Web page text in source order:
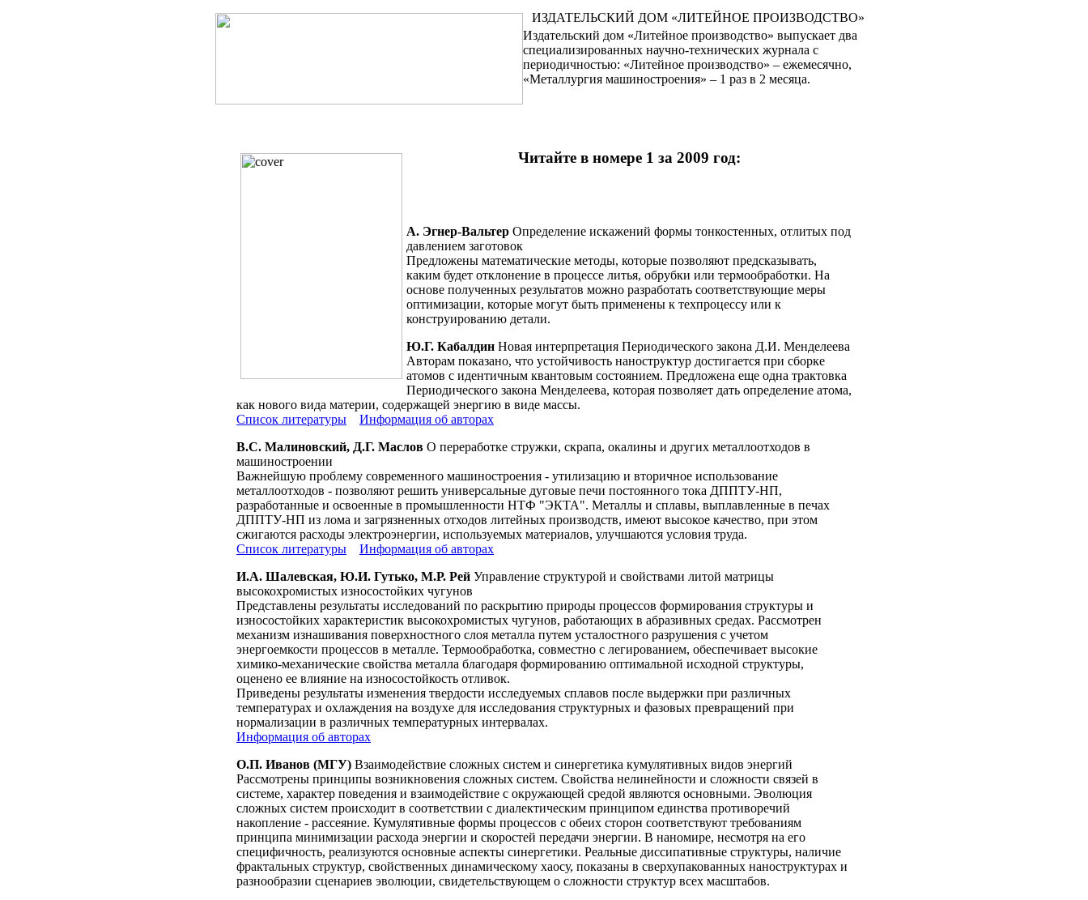
ИЗДАТЕЛЬСКИЙ ДОМ «ЛИТЕЙНОЕ ПРОИЗВОДСТВО»
Издательский дом «Литейное производство» выпускает два
специализированных научно-технических журнала с
периодичностью: «Литейное производство» – ежемесячно,
«Металлургия машиностроения» – 1 раз в 2 месяца.
Читайте в номере 1 за 2009 год:
А. Эгнер-Вальтер Определение искажений формы тонкостенных, отлитых под
давлением заготовок
Предложены математические методы, которые позволяют предсказывать,
каким будет отклонение в процессе литья, обрубки или термообработки. На
основе полученных результатов можно разработать соответствующие меры
оптимизации, которые могут быть применены к техпроцессу или к
конструированию детали.
Ю.Г. Кабалдин Новая интерпретация Периодического закона Д.И. Менделеева
Авторам показано, что устойчивость наноструктур достигается при сборке
атомов с идентичным квантовым состоянием. Предложена еще одна трактовка
Периодического закона Менделеева, которая позволяет дать определение атома,
как нового вида материи, содержащей энергию в виде массы.
Список литературы
Информация об авторах
В.С. Малиновский, Д.Г. Маслов О переработке стружки, скрапа, окалины и других металлоотходов в
машиностроении
Важнейшую проблему современного машиностроения - утилизацию и вторичное использование
металлоотходов - позволяют решить универсальные дуговые печи постоянного тока ДППТУ-НП,
разработанные и освоенные в промышленности НТФ "ЭКТА". Металлы и сплавы, выплавленные в печах
ДППТУ-НП из лома и загрязненных отходов литейных производств, имеют высокое качество, при этом
сжигаются расходы электроэнергии, используемых материалов, улучшаются условия труда.
Список литературы
Информация об авторах
И.А. Шалевская, Ю.И. Гутько, М.Р. Рей Управление структурой и свойствами литой матрицы
высокохромистых износостойких чугунов
Представлены результаты исследований по раскрытию природы процессов формирования структуры и
износостойких характеристик высокохромистых чугунов, работающих в абразивных средах. Рассмотрен
механизм изнашивания поверхностного слоя металла путем усталостного разрушения с учетом
энергоемкости процессов в металле. Термообработка, совместно с легированием, обеспечивает высокие
химико-механические свойства металла благодаря формированию оптимальной исходной структуры,
оценено ее влияние на износостойкость отливок.
Приведены результаты изменения твердости исследуемых сплавов после выдержки при различных
температурах и охлаждения на воздухе для исследования структурных и фазовых превращений при
нормализации в различных температурных интервалах.
Информация об авторах
О.П. Иванов (МГУ) Взаимодействие сложных систем и синергетика кумулятивных видов энергий
Рассмотрены принципы возникновения сложных систем. Свойства нелинейности и сложности связей в
системе, характер поведения и взаимодействие с окружающей средой являются основными. Эволюция
сложных систем происходит в соответствии с диалектическим принципом единства противоречий
накопление - рассеяние. Кумулятивные формы процессов с обеих сторон соответствуют требованиям
принципа минимизации расхода энергии и скоростей передачи энергии. В наномире, несмотря на его
специфичность, реализуются основные аспекты синергетики. Реальные диссипативные структуры, наличие
фрактальных структур, свойственных динамическому хаосу, показаны в сверхупакованных наноструктурах и
разнообразии сценариев эволюции, свидетельствующем о сложности структур всех масштабов.